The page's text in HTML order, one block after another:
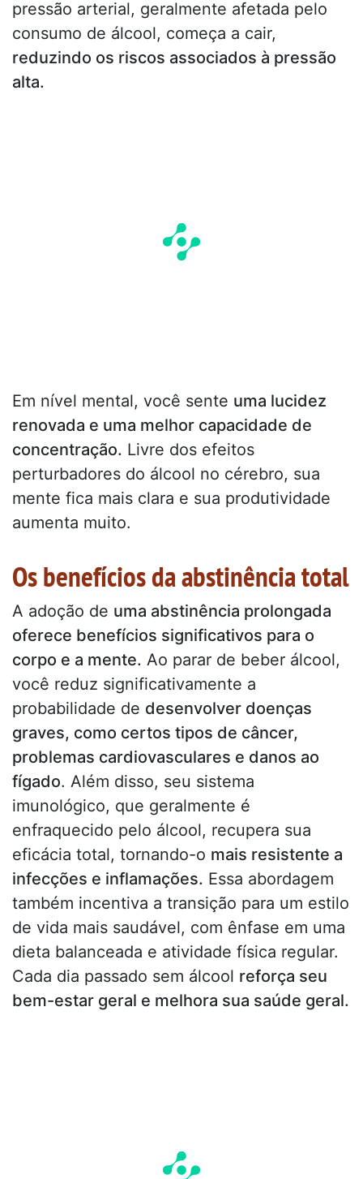
pressão arterial, geralmente afetada pelo
consumo de álcool, começa a cair,
reduzindo os riscos associados à pressão
alta.
Em nível mental, você sente uma lucidez
renovada e uma melhor capacidade de
concentração. Livre dos efeitos
perturbadores do álcool no cérebro, sua
mente fica mais clara e sua produtividade
aumenta muito.
Os benefícios da abstinência total
A adoção de uma abstinência prolongada
oferece benefícios significativos para o
corpo e a mente. Ao parar de beber álcool,
você reduz significativamente a
probabilidade de desenvolver doenças
graves, como certos tipos de câncer,
problemas cardiovasculares e danos ao
fígado. Além disso, seu sistema
imunológico, que geralmente é
enfraquecido pelo álcool, recupera sua
eficácia total, tornando-o mais resistente a
infecções e inflamações. Essa abordagem
também incentiva a transição para um estilo
de vida mais saudável, com ênfase em uma
dieta balanceada e atividade física regular.
Cada dia passado sem álcool reforça seu
bem-estar geral e melhora sua saúde geral.